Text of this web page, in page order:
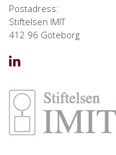
Postadress:
Stiftelsen IMIT
412 96 Göteborg